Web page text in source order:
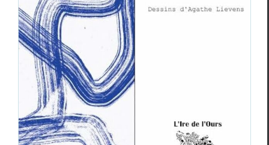
Marine Leconte,On n’en taire pas les
fantômes
Critiques Marine Leconte